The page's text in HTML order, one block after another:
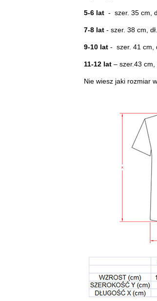
5-6 lat - szer. 35 cm,
7-8 lat - szer. 38 cm,
9-10 lat - szer. 41 cm,
11-12 lat – szer.43 cm,
Nie wiesz jaki rozmiar